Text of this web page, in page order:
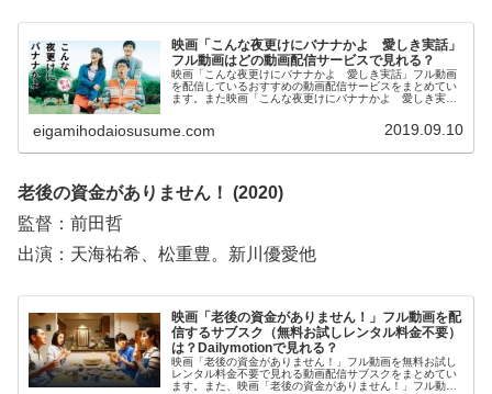
映画「こんな夜更けにバナナかよ 愛しき実話」
フル動画はどの動画配信サービスで見れる？
映画「こんな夜更けにバナナかよ 愛しき実話」フル動画
を配信しているおすすめの動画配信サービスをまとめてい
ます。また映画「こんな夜更けにバナナかよ 愛しき実
ョンについてもお伝えしていますので、動画配信サービス
選びや映画本編を見る前の予備知識として役立ててくださ
eigamihodaiosusume.com 2019.09.10
老後の資金がありません！ (2020)
監督：前田哲
出演：天海祐希、松重豊。新川優愛他
映画「老後の資金がありません！」フル動画を配
信するサブスク（無料お試しレンタル料金不要）
は？Dailymotionで見れる？
映画「老後の資金がありません！」フル動画を無料お試し
レンタル料金不要で見れる動画配信サブスクをまとめてい
ます。また、映画「老後の資金がありません！」フル動画